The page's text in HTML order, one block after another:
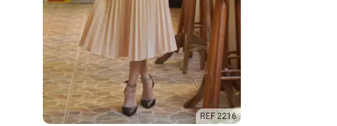
REF 2216